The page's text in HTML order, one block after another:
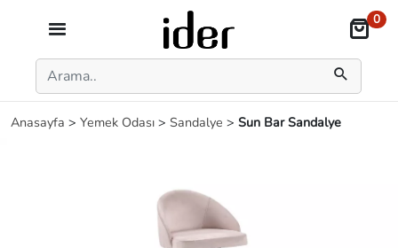
0
Anasayfa > Yemek Odası > Sandalye > Sun Bar Sandalye